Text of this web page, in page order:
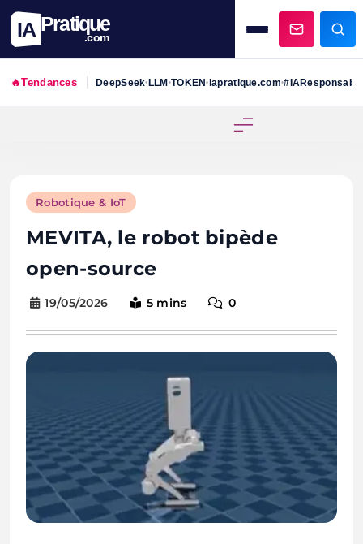
IA Pratique
.com
🔥Tendances DeepSeek•LLM•TOKEN•iapratique.com•#IAResponsable
Robotique & IoT
MEVITA, le robot bipède
open-source
19/05/2026 5 mins 0